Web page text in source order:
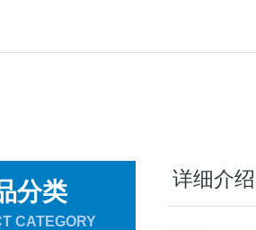
分类
CATEGORY
详细介绍